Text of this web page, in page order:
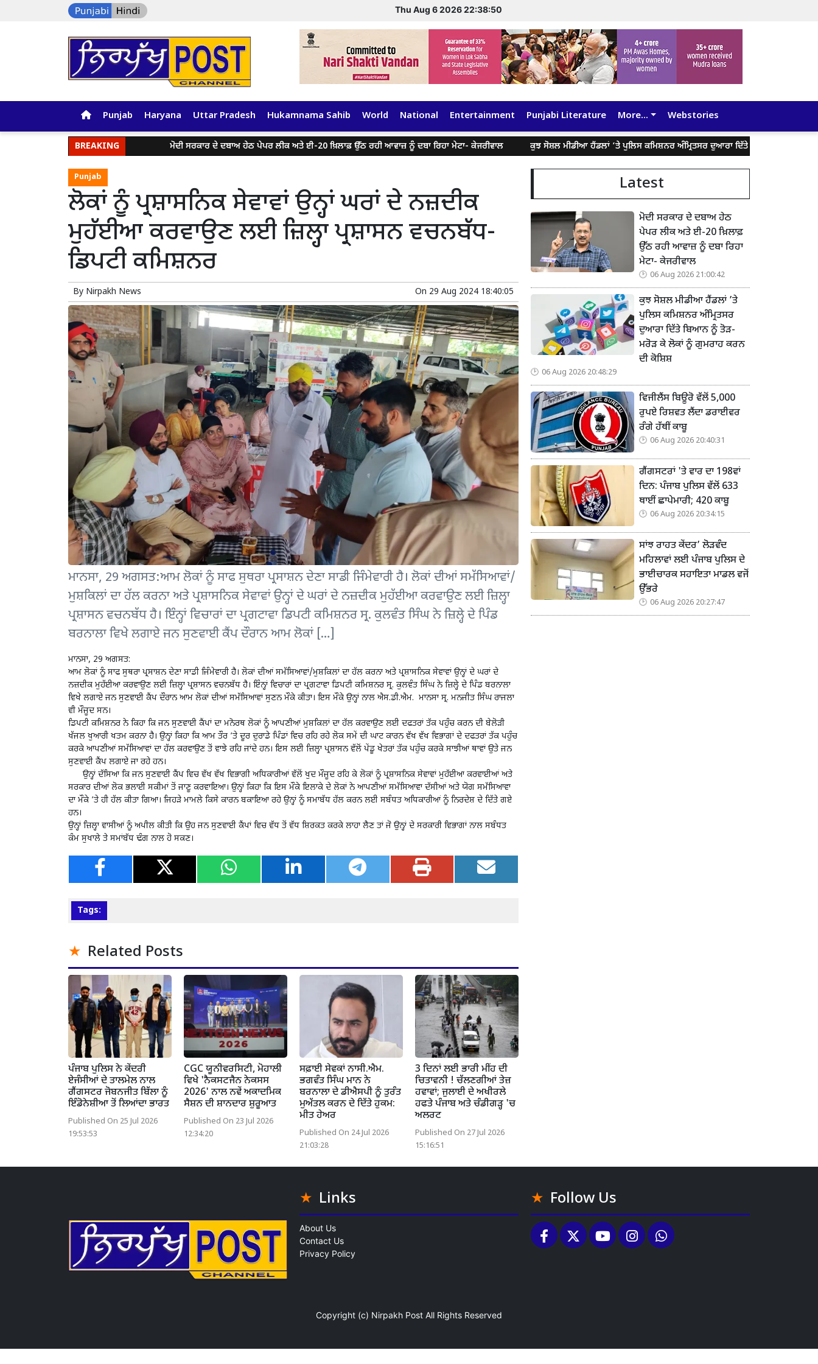
Thu Aug 6 2026 22:38:50
Punjab Haryana Uttar Pradesh Hukamnama Sahib World National Entertainment Punjabi Literature More... Webstories
BREAKING ਮੋਦੀ ਸਰਕਾਰ ਦੇ ਦਬਾਅ ਹੇਠ ਪੇਪਰ ਲੀਕ ਅਤੇ ਈ-20 ਖ਼ਿਲਾਫ਼ ਉੱਠ ਰਹੀ ਆਵਾਜ਼ ਨੂੰ ਦਬਾ ਰਿਹਾ ਮੇਟਾ- ਕੇਜਰੀਵਾਲ ਕੁਝ ਸੋਸ਼ਲ ਮੀਡੀਆ ਹੈਂਡਲਾਂ ’ਤੇ ਪੁਲਿਸ ਕਮਿਸ਼ਨਰ ਅੰਮ੍ਰਿਤਸਰ ਦੁਆਰਾ ਦਿੱਤੇ ਬਿਆਨ ਨੂੰ ਤੋੜ-ਮਰੋੜ ਕੇ ਲੋਕਾਂ
Punjab
ਲੋਕਾਂ ਨੂੰ ਪ੍ਰਸ਼ਾਸਨਿਕ ਸੇਵਾਵਾਂ ਉਨ੍ਹਾਂ ਘਰਾਂ ਦੇ ਨਜ਼ਦੀਕ
ਮੁਹੱਈਆ ਕਰਵਾਉਣ ਲਈ ਜ਼ਿਲ੍ਹਾ ਪ੍ਰਸ਼ਾਸਨ ਵਚਨਬੱਧ-
ਡਿਪਟੀ ਕਮਿਸ਼ਨਰ
By Nirpakh News On 29 Aug 2024 18:40:05
ਮਾਨਸਾ, 29 ਅਗਸਤ:ਆਮ ਲੋਕਾਂ ਨੂੰ ਸਾਫ ਸੁਥਰਾ ਪ੍ਰਸਾਸ਼ਨ ਦੇਣਾ ਸਾਡੀ ਜਿੰਮੇਵਾਰੀ ਹੈ। ਲੋਕਾਂ ਦੀਆਂ ਸਮੱਸਿਆਵਾਂ/
ਮੁਸ਼ਕਿਲਾਂ ਦਾ ਹੱਲ ਕਰਨਾ ਅਤੇ ਪ੍ਰਸ਼ਾਸਨਿਕ ਸੇਵਾਵਾਂ ਉਨ੍ਹਾਂ ਦੇ ਘਰਾਂ ਦੇ ਨਜ਼ਦੀਕ ਮੁਹੱਈਆ ਕਰਵਾਉਣ ਲਈ ਜ਼ਿਲ੍ਹਾ
ਪ੍ਰਸ਼ਾਸਨ ਵਚਨਬੱਧ ਹੈ। ਇੰਨ੍ਹਾਂ ਵਿਚਾਰਾਂ ਦਾ ਪ੍ਰਗਟਾਵਾ ਡਿਪਟੀ ਕਮਿਸ਼ਨਰ ਸ੍ਰ. ਕੁਲਵੰਤ ਸਿੰਘ ਨੇ ਜ਼ਿਲ੍ਹੇ ਦੇ ਪਿੰਡ
ਬਰਨਾਲਾ ਵਿਖੇ ਲਗਾਏ ਜਨ ਸੁਣਵਾਈ ਕੈਂਪ ਦੌਰਾਨ ਆਮ ਲੋਕਾਂ […]
ਮਾਨਸਾ, 29 ਅਗਸਤ:
ਆਮ ਲੋਕਾਂ ਨੂੰ ਸਾਫ ਸੁਥਰਾ ਪ੍ਰਸਾਸ਼ਨ ਦੇਣਾ ਸਾਡੀ ਜਿੰਮੇਵਾਰੀ ਹੈ। ਲੋਕਾਂ ਦੀਆਂ ਸਮੱਸਿਆਵਾਂ/ਮੁਸ਼ਕਿਲਾਂ ਦਾ ਹੱਲ ਕਰਨਾ ਅਤੇ ਪ੍ਰਸ਼ਾਸਨਿਕ ਸੇਵਾਵਾਂ ਉਨ੍ਹਾਂ ਦੇ ਘਰਾਂ ਦੇ
ਨਜ਼ਦੀਕ ਮੁਹੱਈਆ ਕਰਵਾਉਣ ਲਈ ਜ਼ਿਲ੍ਹਾ ਪ੍ਰਸ਼ਾਸਨ ਵਚਨਬੱਧ ਹੈ। ਇੰਨ੍ਹਾਂ ਵਿਚਾਰਾਂ ਦਾ ਪ੍ਰਗਟਾਵਾ ਡਿਪਟੀ ਕਮਿਸ਼ਨਰ ਸ੍ਰ. ਕੁਲਵੰਤ ਸਿੰਘ ਨੇ ਜ਼ਿਲ੍ਹੇ ਦੇ ਪਿੰਡ ਬਰਨਾਲਾ
ਵਿਖੇ ਲਗਾਏ ਜਨ ਸੁਣਵਾਈ ਕੈਂਪ ਦੌਰਾਨ ਆਮ ਲੋਕਾਂ ਦੀਆਂ ਸਮੱਸਿਆਵਾਂ ਸੁਣਨ ਮੌਕੇ ਕੀਤਾ। ਇਸ ਮੌਕੇ ਉਨ੍ਹਾਂ ਨਾਲ ਐਸ.ਡੀ.ਐਮ. ਮਾਨਸਾ ਸ੍ਰ. ਮਨਜੀਤ ਸਿੰਘ ਰਾਜਲਾ
ਵੀ ਮੌਜੂਦ ਸਨ।
ਡਿਪਟੀ ਕਮਿਸ਼ਨਰ ਨੇ ਕਿਹਾ ਕਿ ਜਨ ਸੁਣਵਾਈ ਕੈਂਪਾਂ ਦਾ ਮਨੋਰਥ ਲੋਕਾਂ ਨੂੰ ਆਪਣੀਆਂ ਮੁਸ਼ਕਿਲਾਂ ਦਾ ਹੱਲ ਕਰਵਾਉਣ ਲਈ ਦਫਤਰਾਂ ਤੱਕ ਪਹੁੰਚ ਕਰਨ ਦੀ ਬੇਲੋੜੀ
ਖੱਜਲ ਖੁਆਰੀ ਖਤਮ ਕਰਨਾ ਹੈ। ਉਨ੍ਹਾਂ ਕਿਹਾ ਕਿ ਆਮ ਤੌਰ ’ਤੇ ਦੂਰ ਦੁਰਾਡੇ ਪਿੰਡਾਂ ਵਿਚ ਰਹਿ ਰਹੇ ਲੋਕ ਸਮੇਂ ਦੀ ਘਾਟ ਕਾਰਨ ਵੱਖ ਵੱਖ ਵਿਭਾਗਾਂ ਦੇ ਦਫਤਰਾਂ ਤੱਕ ਪਹੁੰਚ
ਕਰਕੇ ਆਪਣੀਆਂ ਸਮੱਸਿਆਵਾਂ ਦਾ ਹੱਲ ਕਰਵਾਉਣ ਤੋਂ ਵਾਝੇ ਰਹਿ ਜਾਂਦੇ ਹਨ। ਇਸ ਲਈ ਜ਼ਿਲ੍ਹਾ ਪ੍ਰਸ਼ਾਸਨ ਵੱਲੋਂ ਪੇਂਡੂ ਖੇਤਰਾਂ ਤੱਕ ਪਹੁੰਚ ਕਰਕੇ ਸਾਝੀਆਂ ਥਾਵਾਂ ਉਤੇ ਜਨ
ਸੁਣਵਾਈ ਕੈਂਪ ਲਗਾਏ ਜਾ ਰਹੇ ਹਨ।
ਉਨ੍ਹਾਂ ਦੱਸਿਆ ਕਿ ਜਨ ਸੁਣਵਾਈ ਕੈਂਪ ਵਿਚ ਵੱਖ ਵੱਖ ਵਿਭਾਗੀ ਅਧਿਕਾਰੀਆਂ ਵੱਲੋਂ ਖੁਦ ਮੌਜੂਦ ਰਹਿ ਕੇ ਲੋਕਾਂ ਨੂੰ ਪ੍ਰਸ਼ਾਸਨਿਕ ਸੇਵਾਵਾਂ ਮੁਹੱਈਆ ਕਰਵਾਈਆਂ ਅਤੇ
ਸਰਕਾਰ ਦੀਆਂ ਲੋਕ ਭਲਾਈ ਸਕੀਮਾਂ ਤੋਂ ਜਾਣੂ ਕਰਵਾਇਆ। ਉਨ੍ਹਾਂ ਕਿਹਾ ਕਿ ਇਸ ਮੌਕੇ ਇਲਾਕੇ ਦੇ ਲੋਕਾਂ ਨੇ ਆਪਣੀਆਂ ਸਮੱਸਿਆਵਾ ਦੱਸੀਆਂ ਅਤੇ ਯੋਗ ਸਮੱਸਿਆਵਾ
ਦਾ ਮੌਕੇ ’ਤੇ ਹੀ ਹੱਲ ਕੀਤਾ ਗਿਆ। ਜਿਹੜੇ ਮਾਮਲੇ ਕਿਸੇ ਕਾਰਨ ਬਕਾਇਆ ਰਹੇ ਉਨ੍ਹਾਂ ਨੂੰ ਸਮਾਬੱਧ ਹੱਲ ਕਰਨ ਲਈ ਸਬੰਧਤ ਅਧਿਕਾਰੀਆਂ ਨੂੰ ਨਿਰਦੇਸ਼ ਦੇ ਦਿੱਤੇ ਗਏ
ਹਨ।
ਉਨ੍ਹਾਂ ਜ਼ਿਲ੍ਹਾ ਵਾਸੀਆਂ ਨੂੰ ਅਪੀਲ ਕੀਤੀ ਕਿ ਉਹ ਜਨ ਸੁਣਵਾਈ ਕੈਂਪਾਂ ਵਿਚ ਵੱਧ ਤੋਂ ਵੱਧ ਸ਼ਿਰਕਤ ਕਰਕੇ ਲਾਹਾ ਲੈਣ ਤਾਂ ਜੋ ਉਨ੍ਹਾਂ ਦੇ ਸਰਕਾਰੀ ਵਿਭਾਗਾਂ ਨਾਲ ਸਬੰਧਤ
ਕੰਮ ਸੁਖਾਲੇ ਤੇ ਸਮਾਂਬੱਧ ਢੰਗ ਨਾਲ ਹੋ ਸਕਣ।
Tags:
Related Posts
ਪੰਜਾਬ ਪੁਲਿਸ ਨੇ ਕੇਂਦਰੀ
ਏਜੰਸੀਆਂ ਦੇ ਤਾਲਮੇਲ ਨਾਲ
ਗੈਂਗਸਟਰ ਜੋਬਨਜੀਤ ਬਿੱਲਾ ਨੂੰ
ਇੰਡੋਨੇਸ਼ੀਆ ਤੋਂ ਲਿਆਂਦਾ ਭਾਰਤ
Published On 25 Jul 2026
19:53:53
CGC ਯੂਨੀਵਰਸਿਟੀ, ਮੋਹਾਲੀ
ਵਿਖੇ 'ਨੈਕਸਟਜੈਨ ਨੇਕਸਸ
2026' ਨਾਲ ਨਵੇਂ ਅਕਾਦਮਿਕ
ਸੈਸ਼ਨ ਦੀ ਸ਼ਾਨਦਾਰ ਸ਼ੁਰੂਆਤ
Published On 23 Jul 2026
12:34:20
ਸਫ਼ਾਈ ਸੇਵਕਾਂ ਨਾਸੀ.ਐਮ.
ਭਗਵੰਤ ਸਿੰਘ ਮਾਨ ਨੇ
ਬਰਨਾਲਾ ਦੇ ਡੀਐਸਪੀ ਨੂੰ ਤੁਰੰਤ
ਮੁਅੱਤਲ ਕਰਨ ਦੇ ਦਿੱਤੇ ਹੁਕਮ:
ਮੀਤ ਹੇਅਰ
Published On 24 Jul 2026
21:03:28
3 ਦਿਨਾਂ ਲਈ ਭਾਰੀ ਮੀਂਹ ਦੀ
ਚਿਤਾਵਨੀ ! ਚੱਲਣਗੀਆਂ ਤੇਜ਼
ਹਵਾਵਾਂ; ਜੁਲਾਈ ਦੇ ਅਖੀਰਲੇ
ਹਫਤੇ ਪੰਜਾਬ ਅਤੇ ਚੰਡੀਗੜ੍ਹ 'ਚ
ਅਲਰਟ
Published On 27 Jul 2026
15:16:51
Latest
ਮੋਦੀ ਸਰਕਾਰ ਦੇ ਦਬਾਅ ਹੇਠ
ਪੇਪਰ ਲੀਕ ਅਤੇ ਈ-20 ਖ਼ਿਲਾਫ਼
ਉੱਠ ਰਹੀ ਆਵਾਜ਼ ਨੂੰ ਦਬਾ ਰਿਹਾ
ਮੇਟਾ- ਕੇਜਰੀਵਾਲ
06 Aug 2026 21:00:42
ਕੁਝ ਸੋਸ਼ਲ ਮੀਡੀਆ ਹੈਂਡਲਾਂ ’ਤੇ
ਪੁਲਿਸ ਕਮਿਸ਼ਨਰ ਅੰਮ੍ਰਿਤਸਰ
ਦੁਆਰਾ ਦਿੱਤੇ ਬਿਆਨ ਨੂੰ ਤੋੜ-
ਮਰੋੜ ਕੇ ਲੋਕਾਂ ਨੂੰ ਗੁਮਰਾਹ ਕਰਨ
ਦੀ ਕੋਸ਼ਿਸ਼
06 Aug 2026 20:48:29
ਵਿਜੀਲੈਂਸ ਬਿਊਰੋ ਵੱਲੋਂ 5,000
ਰੁਪਏ ਰਿਸ਼ਵਤ ਲੈਂਦਾ ਡਰਾਈਵਰ
ਰੰਗੇ ਹੱਥੀਂ ਕਾਬੂ
06 Aug 2026 20:40:31
ਗੈਂਗਸਟਰਾਂ 'ਤੇ ਵਾਰ ਦਾ 198ਵਾਂ
ਦਿਨ: ਪੰਜਾਬ ਪੁਲਿਸ ਵੱਲੋਂ 633
ਥਾਈਂ ਛਾਪੇਮਾਰੀ; 420 ਕਾਬੂ
06 Aug 2026 20:34:15
ਸਾਂਝ ਰਾਹਤ ਕੇਂਦਰ’ ਲੋੜਵੰਦ
ਮਹਿਲਾਵਾਂ ਲਈ ਪੰਜਾਬ ਪੁਲਿਸ ਦੇ
ਭਾਈਚਾਰਕ ਸਹਾਇਤਾ ਮਾਡਲ ਵਜੋਂ
ਉੱਭਰੇ
06 Aug 2026 20:27:47
Links
About Us
Contact Us
Privacy Policy
Follow Us
Copyright (c) Nirpakh Post All Rights Reserved